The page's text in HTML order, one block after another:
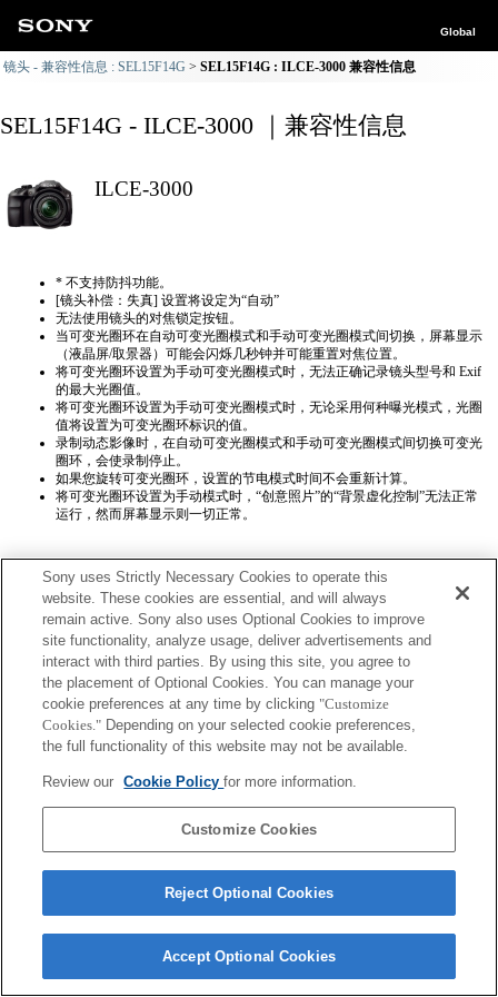
Global
镜头 - 兼容性信息 : SEL15F14G SEL15F14G : ILCE-3000 兼容性信息
SEL15F14G - ILCE-3000 ｜兼容性信息
ILCE-3000
* 不支持防抖功能。
[镜头补偿：失真] 设置将设定为“自动”
无法使用镜头的对焦锁定按钮。
当可变光圈环在自动可变光圈模式和手动可变光圈模式间切换，屏幕显示
（液晶屏/取景器）可能会闪烁几秒钟并可能重置对焦位置。
将可变光圈环设置为手动可变光圈模式时，无法正确​​记录镜头型号和 Exif
的最大光圈值。
将可变光圈环设置为手动可变光圈模式时，无论采用何种曝光模式，光圈
值将设置为可变光圈环标识的值。
录制动态影像时，在自动可变光圈模式和手动可变光圈模式间切换可变光
圈环，会使录制停止。
如果您旋转可变光圈环，设置的节电模式时间不会重新计算。
将可变光圈环设置为手动模式时，“创意照片”的“背景虚化控制”无法正常
运行，然而屏幕显示则一切正常。
Terms of Use Contact Us
Sony uses Strictly Necessary Cookies to operate this
website. These cookies are essential, and will always
remain active. Sony also uses Optional Cookies to improve
site functionality, analyze usage, deliver advertisements and
interact with third parties. By using this site, you agree to
the placement of Optional Cookies. You can manage your
cookie preferences at any time by clicking "Customize
Cookies." Depending on your selected cookie preferences,
the full functionality of this website may not be available.
Review our Cookie Policyfor more information.
Customize Cookies
Reject Optional Cookies
Accept Optional Cookies